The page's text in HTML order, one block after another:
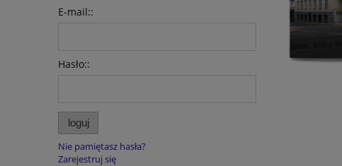
E-mail::
Hasło::
loguj
Nie pamiętasz hasła?
Zarejestruj się